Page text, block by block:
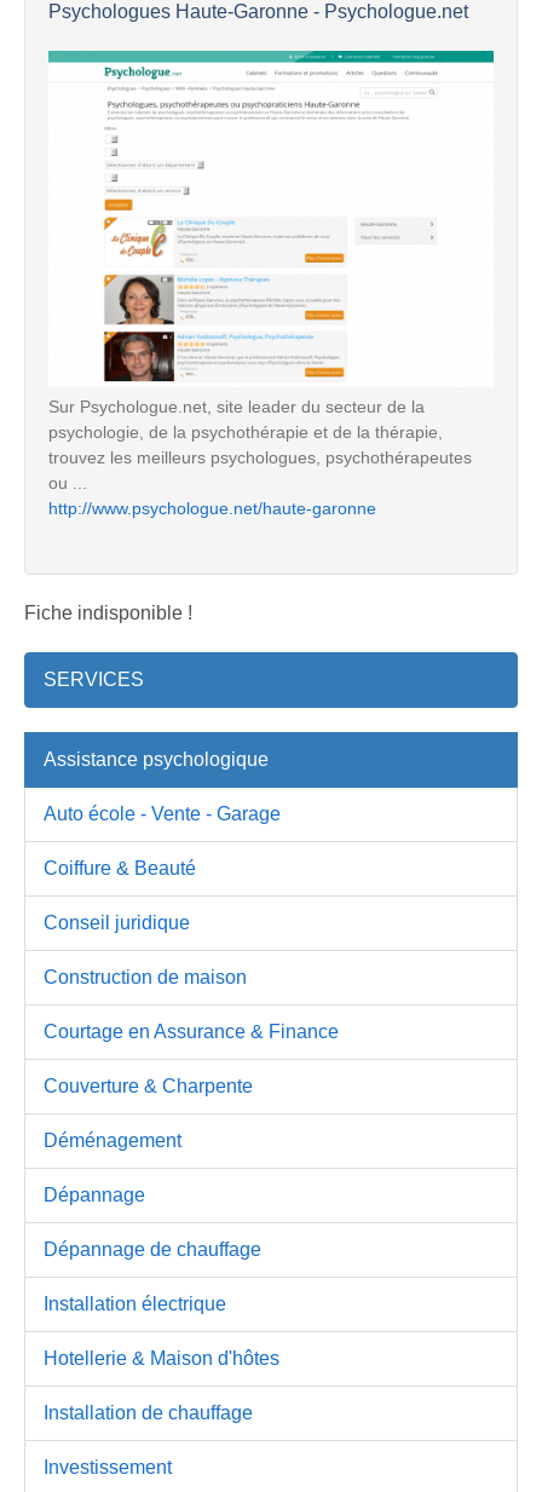
Psychologues Haute-Garonne - Psychologue.net
Sur Psychologue.net, site leader du secteur de la
psychologie, de la psychothérapie et de la thérapie,
trouvez les meilleurs psychologues, psychothérapeutes
ou ...
http://www.psychologue.net/haute-garonne
Fiche indisponible !
SERVICES
Assistance psychologique
Auto école - Vente - Garage
Coiffure & Beauté
Conseil juridique
Construction de maison
Courtage en Assurance & Finance
Couverture & Charpente
Déménagement
Dépannage
Dépannage de chauffage
Installation électrique
Hotellerie & Maison d'hôtes
Installation de chauffage
Investissement